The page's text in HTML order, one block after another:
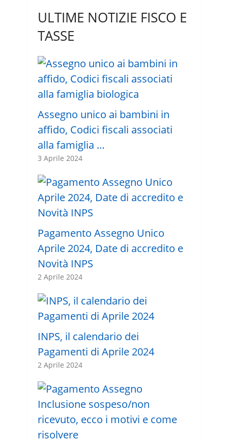
ULTIME NOTIZIE FISCO E
TASSE
Assegno unico ai bambini in
affido, Codici fiscali associati
alla famiglia …
3 Aprile 2024
Pagamento Assegno Unico
Aprile 2024, Date di accredito e
Novità INPS
2 Aprile 2024
INPS, il calendario dei
Pagamenti di Aprile 2024
2 Aprile 2024